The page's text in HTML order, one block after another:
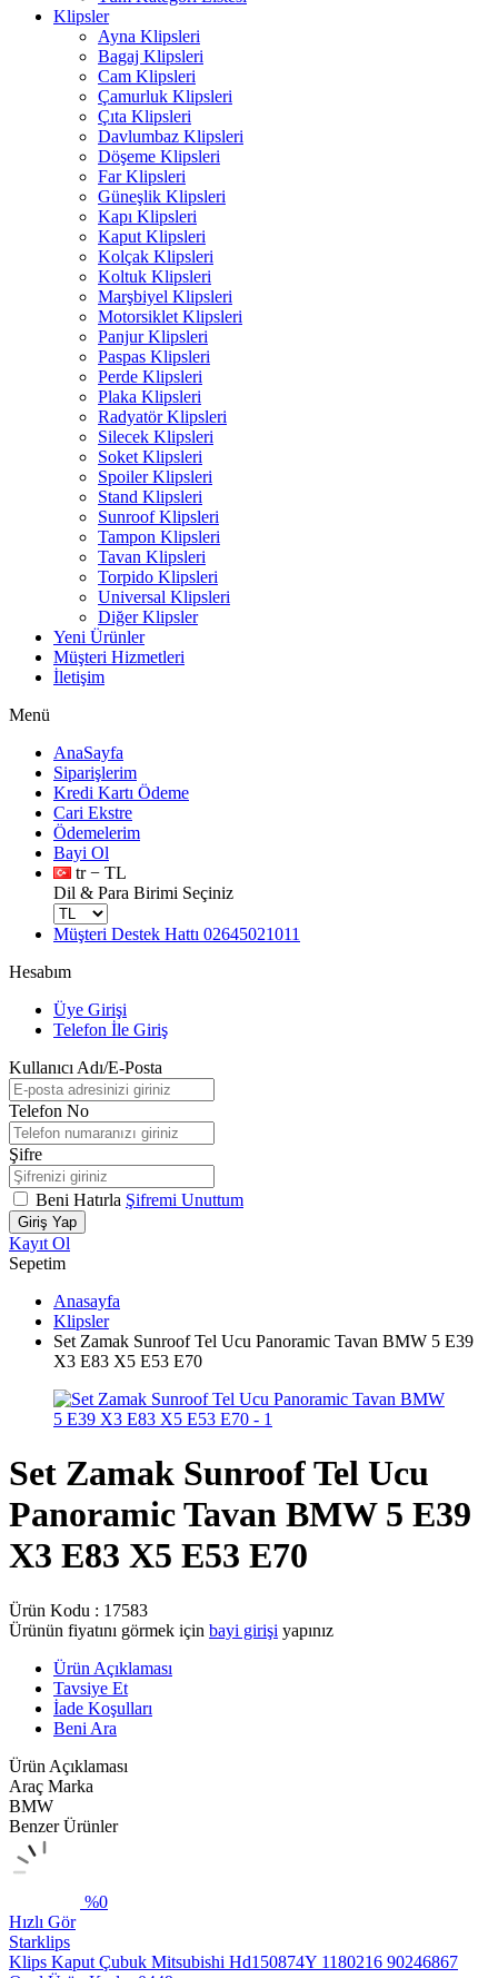
Klipsler
Ayna Klipsleri
Bagaj Klipsleri
Cam Klipsleri
Çamurluk Klipsleri
Çıta Klipsleri
Davlumbaz Klipsleri
Döşeme Klipsleri
Far Klipsleri
Güneşlik Klipsleri
Kapı Klipsleri
Kaput Klipsleri
Kolçak Klipsleri
Koltuk Klipsleri
Marşbiyel Klipsleri
Motorsiklet Klipsleri
Panjur Klipsleri
Paspas Klipsleri
Perde Klipsleri
Plaka Klipsleri
Radyatör Klipsleri
Silecek Klipsleri
Soket Klipsleri
Spoiler Klipsleri
Stand Klipsleri
Sunroof Klipsleri
Tampon Klipsleri
Tavan Klipsleri
Torpido Klipsleri
Universal Klipsleri
Diğer Klipsler
Yeni Ürünler
Müşteri Hizmetleri
İletişim
Menü
AnaSayfa
Siparişlerim
Kredi Kartı Ödeme
Cari Ekstre
Ödemelerim
Bayi Ol
tr − TL
Dil & Para Birimi Seçiniz
Müşteri Destek Hattı 02645021011
Hesabım
Üye Girişi
Telefon İle Giriş
Kullanıcı Adı/E-Posta
Telefon No
Şifre
Beni Hatırla Şifremi Unuttum
Giriş Yap
Kayıt Ol
Sepetim
Anasayfa
Klipsler
Set Zamak Sunroof Tel Ucu Panoramic Tavan BMW 5 E39
X3 E83 X5 E53 E70
Set Zamak Sunroof Tel Ucu
Panoramic Tavan BMW 5 E39
X3 E83 X5 E53 E70
Ürün Kodu : 17583
Ürünün fiyatını görmek için bayi girişi yapınız
Ürün Açıklaması
Tavsiye Et
İade Koşulları
Beni Ara
Ürün Açıklaması
Araç Marka
BMW
Benzer Ürünler
%0
Hızlı Gör
Starklips
Klips Kaput Çubuk Mitsubishi Hd150874Y 1180216 90246867